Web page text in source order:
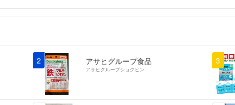
2 アサヒグループ食品
アサヒグループショクヒン
3